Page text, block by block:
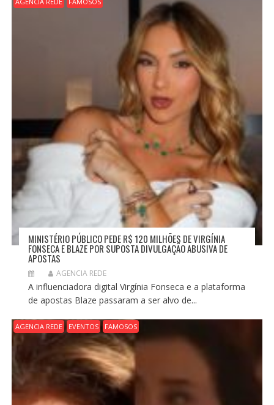
MINISTÉRIO PÚBLICO PEDE R$ 120 MILHÕES DE VIRGÍNIA
FONSECA E BLAZE POR SUPOSTA DIVULGAÇÃO ABUSIVA DE
APOSTAS
AGENCIA REDE
A influenciadora digital Virgínia Fonseca e a plataforma
de apostas Blaze passaram a ser alvo de...
AGENCIA REDE EVENTOS FAMOSOS